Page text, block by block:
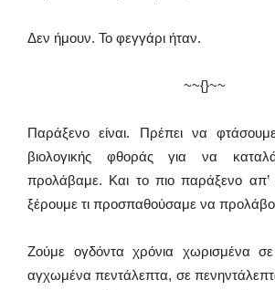
Δεν ήμουν. Το φεγγάρι ήταν.
~~{}~~
Παράξενο είναι. Πρέπει να
βιολογικής φθοράς για να
προλάβαμε. Και το πιο παράξενο απ’
ξέρουμε τι προσπαθούσαμε να
Ζούμε ογδόντα χρόνια χωρισμένα
αγχωμένα πεντάλεπτα, σε